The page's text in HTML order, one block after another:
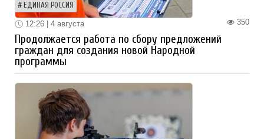
ЕДИНАЯ РОССИЯ
350
12:26 | 4 августа
Продолжается работа по сбору предложений
граждан для создания новой Народной
программы